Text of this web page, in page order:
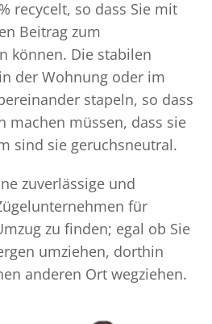
recycelt, so dass Sie mit
Beitrag zum
können. Die stabilen
der Wohnung oder im
stapeln, so dass
machen müssen, dass sie
sind sie geruchsneutral.
zuverlässige und
für
zu finden; egal ob Sie
umziehen, dorthin
anderen Ort wegziehen.